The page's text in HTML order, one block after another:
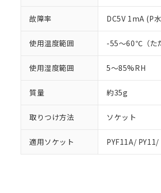
故障率 DC5V 1mA (P
使用温度範囲 -55～60℃（た
使用湿度範囲 5～85%RH
質量 約35g
取りつけ方法 ソケット
適用ソケット PYF11A/